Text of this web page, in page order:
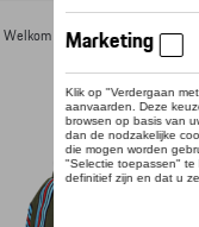
Welkom >Voor u >Textiel >